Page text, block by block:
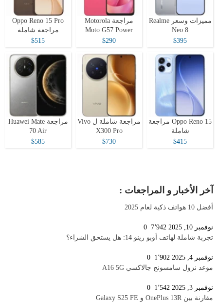
مميزات وسعر Realme
Neo 8
$395
مراجعة Motorola
Moto G57 Power
$290
Oppo Reno 15 Pro
مراجعة شاملة
$515
Oppo Reno 15 مراجعة
شاملة
$415
مراجعة شاملة ل Vivo
X300 Pro
$730
مراجعة Huawei Mate
70 Air
$585
آخر الأخبار و المراجعات :
أفضل 10 هواتف ذكية لعام 2025
نوفمبر 10, 2025 7٬942
تجربة شاملة لهاتف أوبو رينو 14: هل يستحق الشراء؟
نوفمبر 4, 2025 1٬902
موعد نزول سامسونج جالاكسي A16 5G
نوفمبر 3, 2025 1٬542
مقارنة بين OnePlus 13R و Galaxy S25 FE